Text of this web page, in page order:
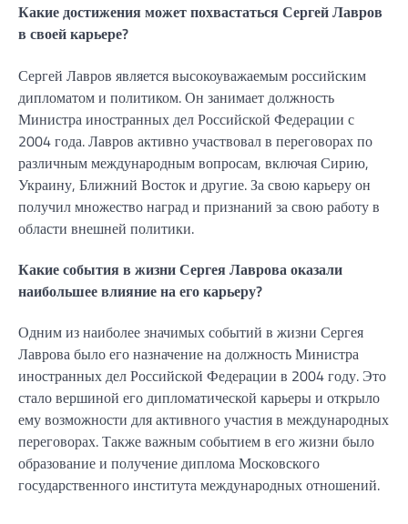
Какие достижения может похвастаться Сергей Лавров
в своей карьере?
Сергей Лавров является высокоуважаемым российским
дипломатом и политиком. Он занимает должность
Министра иностранных дел Российской Федерации с
2004 года. Лавров активно участвовал в переговорах по
различным международным вопросам, включая Сирию,
Украину, Ближний Восток и другие. За свою карьеру он
получил множество наград и признаний за свою работу в
области внешней политики.
Какие события в жизни Сергея Лаврова оказали
наибольшее влияние на его карьеру?
Одним из наиболее значимых событий в жизни Сергея
Лаврова было его назначение на должность Министра
иностранных дел Российской Федерации в 2004 году. Это
стало вершиной его дипломатической карьеры и открыло
ему возможности для активного участия в международных
переговорах. Также важным событием в его жизни было
образование и получение диплома Московского
государственного института международных отношений.